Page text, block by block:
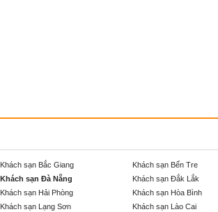
Khách sạn Bắc Giang Khách sạn Bến Tre
Khách sạn Đà Nẵng Khách sạn Đắk Lắk
Khách sạn Hải Phòng Khách sạn Hòa Bình
Khách sạn Lạng Sơn Khách sạn Lào Cai